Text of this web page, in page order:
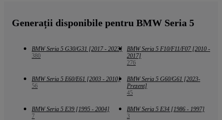
Generații disponibile pentru BMW Seria 5
BMW Seria 5 G30/G31 [2017 - 2023]
380
BMW Seria 5 F10/F11/F07 [2010 -
2017]
276
BMW Seria 5 E60/E61 [2003 - 2010]
56
BMW Seria 5 G60/G61 [2023-
Prezent]
45
BMW Seria 5 E39 [1995 - 2004]
7
BMW Seria 5 E34 [1986 - 1997]
3